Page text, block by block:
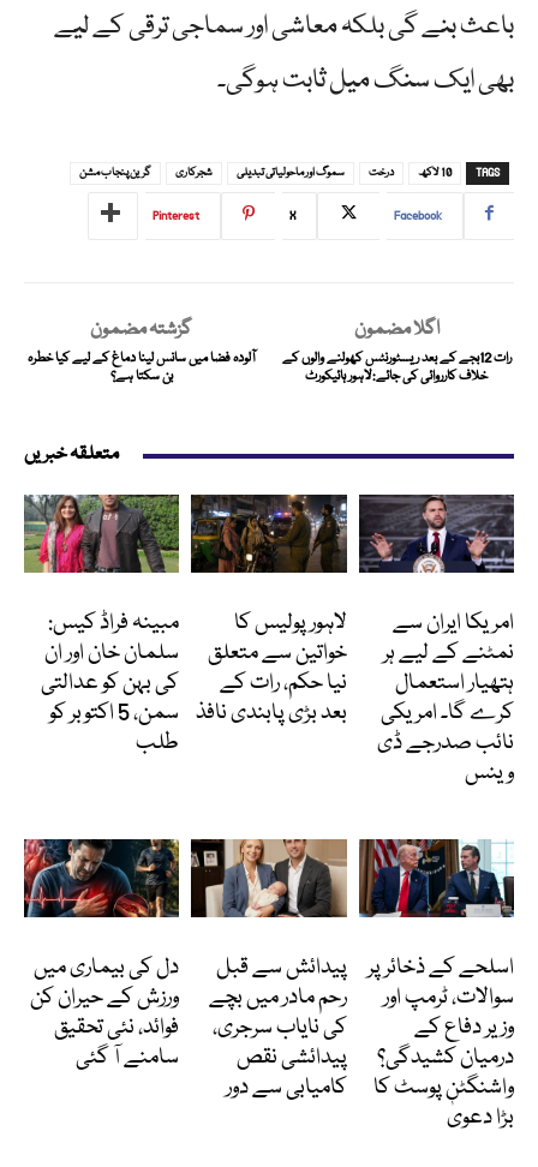
باعث بنے گی بلکہ معاشی اور سماجی ترقی کے لیے
بھی ایک سنگ میل ثابت ہوگی۔
TAGS 10 لاکھ درخت سموگ اور ماحولیاتی تبدیلی شجرکاری گرین پنجاب مشن
Facebook
X
Pinterest
گزشتہ مضمون
آلودہ فضا میں سانس لینا دماغ کے لیے کیا خطرہ
بن سکتا ہے؟
اگلا مضمون
رات 12بجے کے بعد ریسٹورنٹس کھولنے والوں کے
خلاف کارروائی کی جائے:لاہور ہائیکورٹ
متعلقہ خبریں
امریکا ایران سے
نمٹنے کے لیے ہر
ہتھیار استعمال
کرے گا۔ امریکی
نائب صدرجے ڈی
وینس
لاہور پولیس کا
خواتین سے متعلق
نیا حکم، رات کے
بعد بڑی پابندی نافذ
مبینہ فراڈ کیس:
سلمان خان اور ان
کی بہن کو عدالتی
سمن، 5 اکتوبر کو
طلب
اسلحے کے ذخائر پر
سوالات، ٹرمپ اور
وزیر دفاع کے
درمیان کشیدگی؟
واشنگٹن پوسٹ کا
بڑا دعویٰ
پیدائش سے قبل
رحم مادر میں بچے
کی نایاب سرجری،
پیدائشی نقص
کامیابی سے دور
دل کی بیماری میں
ورزش کے حیران کن
فوائد، نئی تحقیق
سامنے آ گئی